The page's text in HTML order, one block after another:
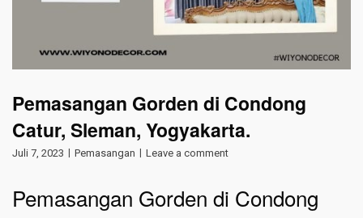
Pemasangan Gorden di Condong
Catur, Sleman, Yogyakarta.
Juli 7, 2023 Pemasangan Leave a comment
Pemasangan Gorden di Condong